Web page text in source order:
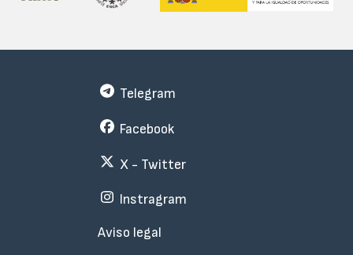
Subfooter
Telegram
Facebook
X - Twitter
Instragram
Aviso legal